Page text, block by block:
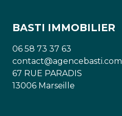
BASTI IMMOBILIER
06 58 73 37 63
contact@agencebasti.com
67 RUE PARADIS
13006 Marseille